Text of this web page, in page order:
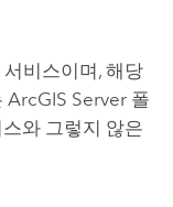
비스이며, 해당
ArcGIS Server폴
와 그렇지 않은